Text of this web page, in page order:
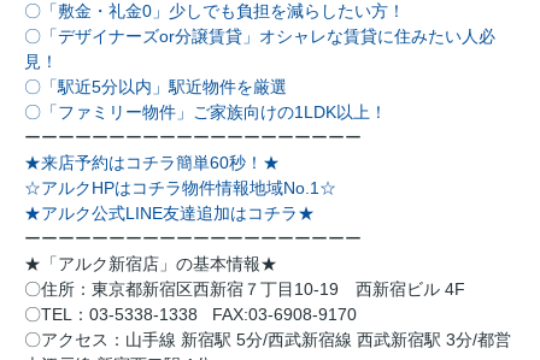
〇「敷金・礼金0」少しでも負担を減らしたい方！
〇「デザイナーズor分譲賃貸」オシャレな賃貸に住みたい人必
見！
〇「駅近5分以内」駅近物件を厳選
〇「ファミリー物件」ご家族向けの1LDK以上！
ーーーーーーーーーーーーーーーーーーーー
★来店予約はコチラ簡単60秒！★
☆アルクHPはコチラ物件情報地域No.1☆
★アルク公式LINE友達追加はコチラ★
ーーーーーーーーーーーーーーーーーーーー
★「アルク新宿店」の基本情報★
〇住所：東京都新宿区西新宿７丁目10-19 西新宿ビル 4F
〇TEL：03-5338-1338 FAX:03-6908-9170
〇アクセス：山手線 新宿駅 5分/西武新宿線 西武新宿駅 3分/都営